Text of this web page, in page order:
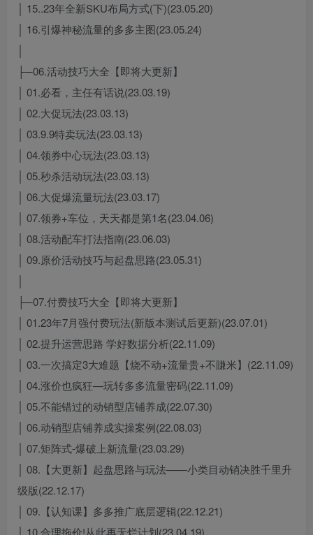
│ 15..23年全新SKU布局方式(下)(23.05.20)
│ 16.引爆神秘流量的多多主图(23.05.24)
├─06.活动技巧大全【即将大更新】
│ 01.必看，主任有话说(23.03.19)
│ 02.大促玩法(23.03.13)
│ 03.9.9特卖玩法(23.03.13)
│ 04.领券中心玩法(23.03.13)
│ 05.秒杀活动玩法(23.03.13)
│ 06.大促爆流量玩法(23.03.17)
│ 07.领券+车位，天天都是第1名(23.04.06)
│ 08.活动配车打法指南(23.06.03)
│ 09.原价活动技巧与起盘思路(23.05.31)
├─07.付费技巧大全【即将大更新】
│ 01.23年7月强付费玩法(新版本测试后更新)(23.07.01)
│ 02.提升运营思路 学好数据分析(22.11.09)
│ 03.一次搞定3大难题【烧不动+流量贵+不賺米】(22.11.09)
│ 04.涨价也疯狂—玩转多多流量密码(22.11.09)
│ 05.不能错过的动销型店铺养成(22.07.30)
│ 06.动销型店铺养成实操案例(22.08.03)
│ 07.矩阵式-爆破上新流量(23.03.29)
│ 08.【大更新】起盘思路与玩法——小类目动销决胜千里升
级版(22.12.17)
│ 09.【认知课】多多推广底层逻辑(22.12.21)
│ 10.合理拖价!从此再无烂计划(23.04.19)